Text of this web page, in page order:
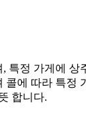
특정 가게에 상
콜에 따라 특정
합니다.